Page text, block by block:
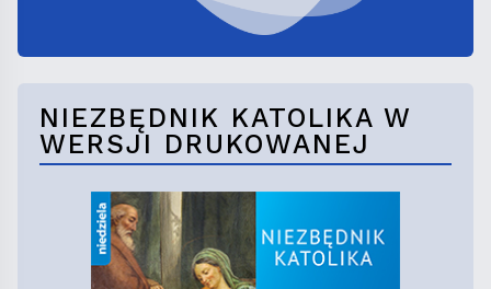
NIEZBĘDNIK KATOLIKA W
WERSJI DRUKOWANEJ